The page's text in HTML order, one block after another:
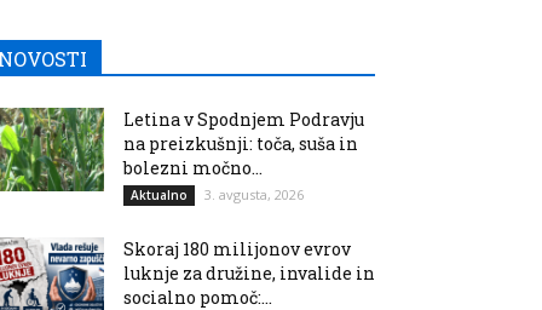
Letina v Spodnjem Podravju
na preizkušnji: toča, suša in
bolezni močno...
Aktualno 3. avgusta, 2026
Skoraj 180 milijonov evrov
luknje za družine, invalide in
socialno pomoč:...